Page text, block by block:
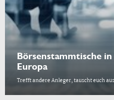
Börsenstammtische
Europa
Trefft andere Anleger, tauscht euch